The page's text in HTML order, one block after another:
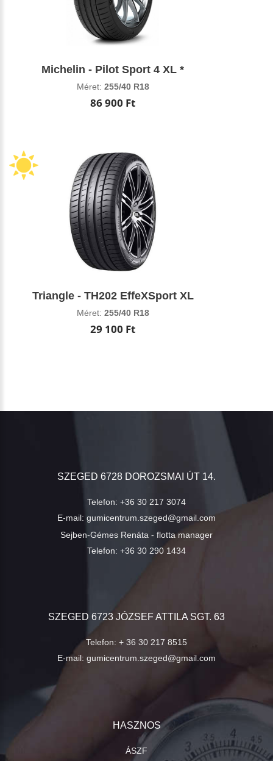
Michelin - Pilot Sport 4 XL *
Méret: 255/40 R18
86 900 Ft
Triangle - TH202 EffeXSport XL
Méret: 255/40 R18
29 100 Ft
SZEGED 6728 DOROZSMAI ÚT 14.
Telefon: +36 30 217 3074
E-mail: gumicentrum.szeged@gmail.com
Sejben-Gémes Renáta - flotta manager
Telefon: +36 30 290 1434
SZEGED 6723 JÓZSEF ATTILA SGT. 63
Telefon: + 36 30 217 8515
E-mail: gumicentrum.szeged@gmail.com
HASZNOS
ÁSZF